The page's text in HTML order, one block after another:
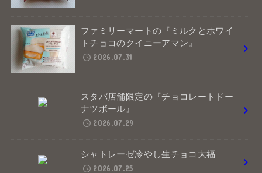
ファミリーマートの『ミルクとホワイ
トチョコのクイニーアマン』
2026.07.31
スタバ店舗限定の『チョコレートドー
ナツボール』
2026.07.29
シャトレーゼ冷やし生チョコ大福
2026.07.25